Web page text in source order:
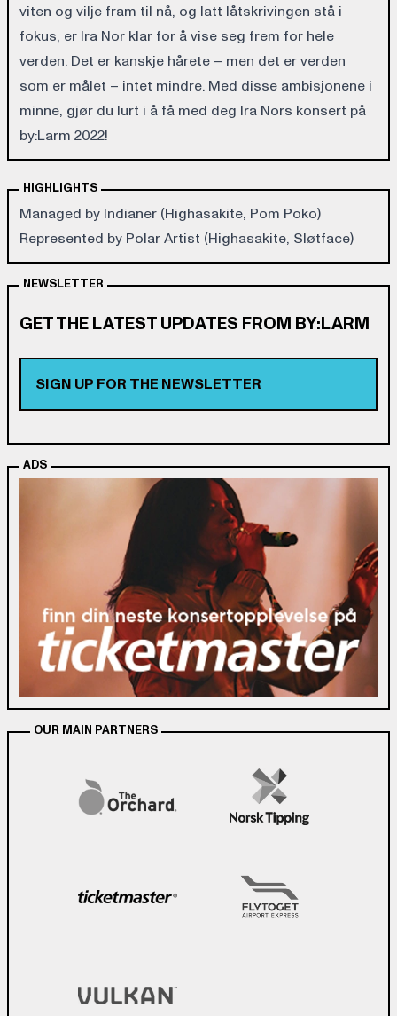
viten og vilje fram til nå, og latt låtskrivingen stå i
fokus, er Ira Nor klar for å vise seg frem for hele
verden. Det er kanskje hårete – men det er verden
som er målet – intet mindre. Med disse ambisjonene i
minne, gjør du lurt i å få med deg Ira Nors konsert på
by:Larm 2022!
HIGHLIGHTS
Managed by Indianer (Highasakite, Pom Poko)
Represented by Polar Artist (Highasakite, Sløtface)
NEWSLETTER
GET THE LATEST UPDATES FROM BY:LARM
SIGN UP FOR THE NEWSLETTER
ADS
OUR MAIN PARTNERS